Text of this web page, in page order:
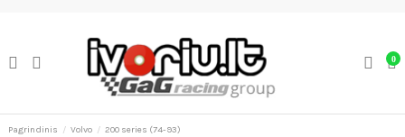
0
Pagrindinis Volvo 200 series (74-93)